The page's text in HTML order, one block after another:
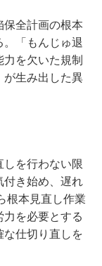
保全計画の根本
。「もんじゅ退
を欠いた規制
が生み出した異
しを行わない限
付き始め、遅れ
根本見直し作業
を必要とする
な仕切り直しを